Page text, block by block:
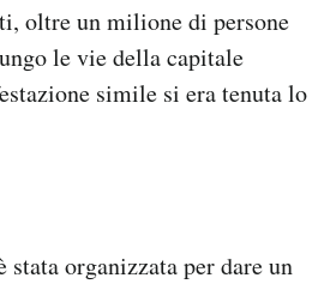
oltre un milione di persone
le vie della capitale
simile si era tenuta lo
stata organizzata per dare un